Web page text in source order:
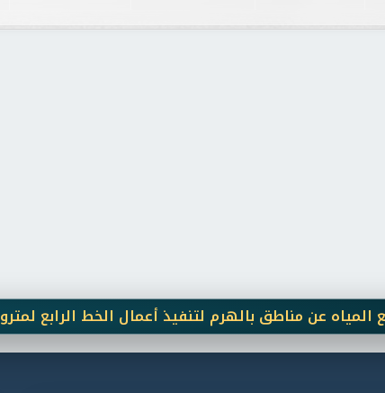
مناطق بالهرم لتنفيذ أعمال الخط الرابع لمترو الأنفاق